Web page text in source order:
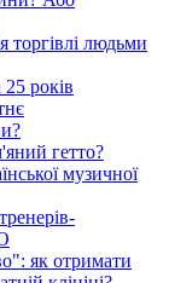
торгівлі людьми
років
гетто?
музичної
як отримати